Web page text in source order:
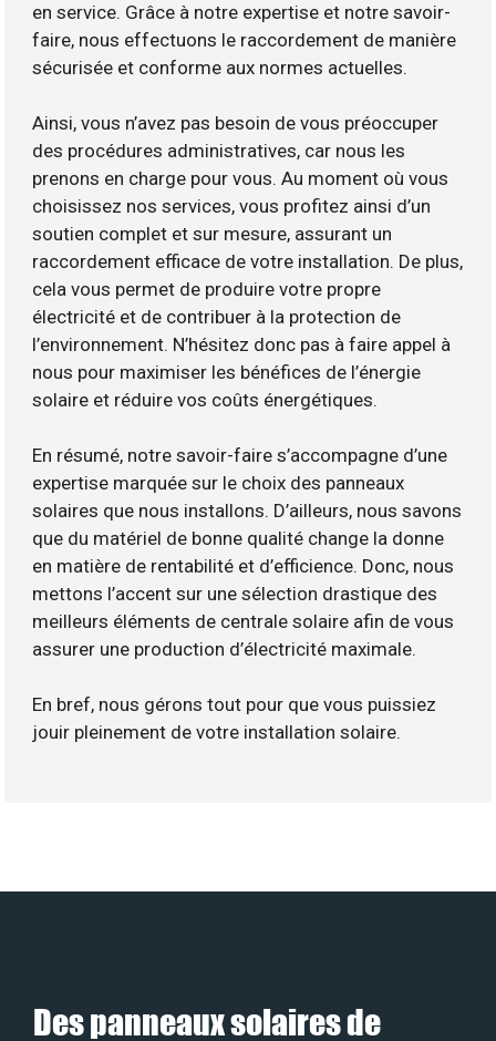
en service. Grâce à notre expertise et notre savoir-
faire, nous effectuons le raccordement de manière
sécurisée et conforme aux normes actuelles.
Ainsi, vous n’avez pas besoin de vous préoccuper
des procédures administratives, car nous les
prenons en charge pour vous. Au moment où vous
choisissez nos services, vous profitez ainsi d’un
soutien complet et sur mesure, assurant un
raccordement efficace de votre installation. De plus,
cela vous permet de produire votre propre
électricité et de contribuer à la protection de
l’environnement. N’hésitez donc pas à faire appel à
nous pour maximiser les bénéfices de l’énergie
solaire et réduire vos coûts énergétiques.
En résumé, notre savoir-faire s’accompagne d’une
expertise marquée sur le choix des panneaux
solaires que nous installons. D’ailleurs, nous savons
que du matériel de bonne qualité change la donne
en matière de rentabilité et d’efficience. Donc, nous
mettons l’accent sur une sélection drastique des
meilleurs éléments de centrale solaire afin de vous
assurer une production d’électricité maximale.
En bref, nous gérons tout pour que vous puissiez
jouir pleinement de votre installation solaire.
Des panneaux solaires de